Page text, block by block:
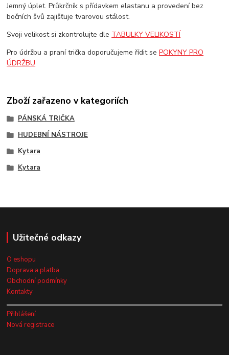
Jemný úplet. Průkrčník s přídavkem elastanu a provedení bez
bočních švů zajišťuje tvarovou stálost.
Svoji velikost si zkontrolujte dle TABULKY VELIKOSTÍ
Pro údržbu a praní trička doporučujeme řídit sePOKYNY PRO
ÚDRŽBU
Zboží zařazeno v kategoriích
PÁNSKÁ TRIČKA
HUDEBNÍ NÁSTROJE
Kytara
Kytara
Užitečné odkazy
O eshopu
Doprava a platba
Obchodní podmínky
Kontakty
Přihlášení
Nová registrace